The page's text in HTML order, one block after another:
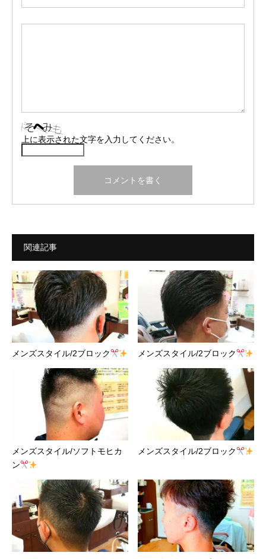
上に表示された文字を入力してください。
関連記事
メンズスタイル/2ブロック メンズスタイル/2ブロック
メンズスタイル/ソフトモヒカ
ン
メンズスタイル/2ブロック